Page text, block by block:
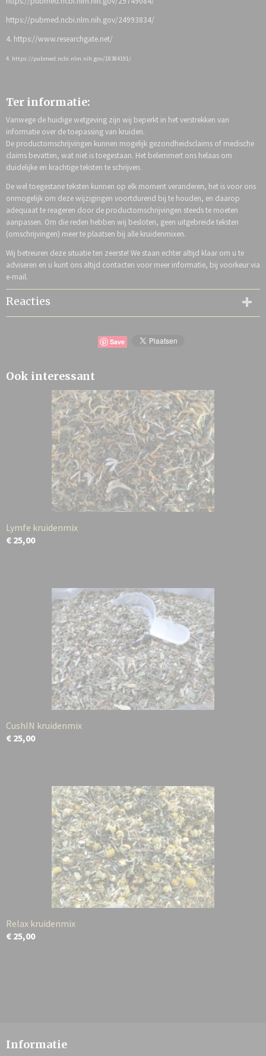
https://pubmed.ncbi.nlm.nih.gov/24993834/
4. https://www.researchgate.net/
4. https://pubmed.ncbi.nlm.nih.gov/18384191/
Ter informatie:
Vanwege de huidige wetgeving zijn wij beperkt in het verstrekken van
informatie over de toepassing van kruiden.
De productomschrijvingen kunnen mogelijk gezondheidsclaims of medische
claims bevatten, wat niet is toegestaan. Het belemmert ons helaas om
duidelijke en krachtige teksten te schrijven.
De wel toegestane teksten kunnen op elk moment veranderen, het is voor ons
onmogelijk om deze wijzigingen voortdurend bij te houden, en daarop
adequaat te reageren door de productomschrijvingen steeds te moeten
aanpassen. Om die reden hebben wij besloten, geen uitgebreide teksten
(omschrijvingen) meer te plaatsen bij alle kruidenmixen.
Wij betreuren deze situatie ten zeerste! We staan echter altijd klaar om u te
adviseren en u kunt ons altijd contacten voor meer informatie, bij voorkeur via
e-mail.
Reacties
Save
Ook interessant
Lymfe kruidenmix
€ 25,00
CushIN kruidenmix
€ 25,00
Relax kruidenmix
€ 25,00
Informatie